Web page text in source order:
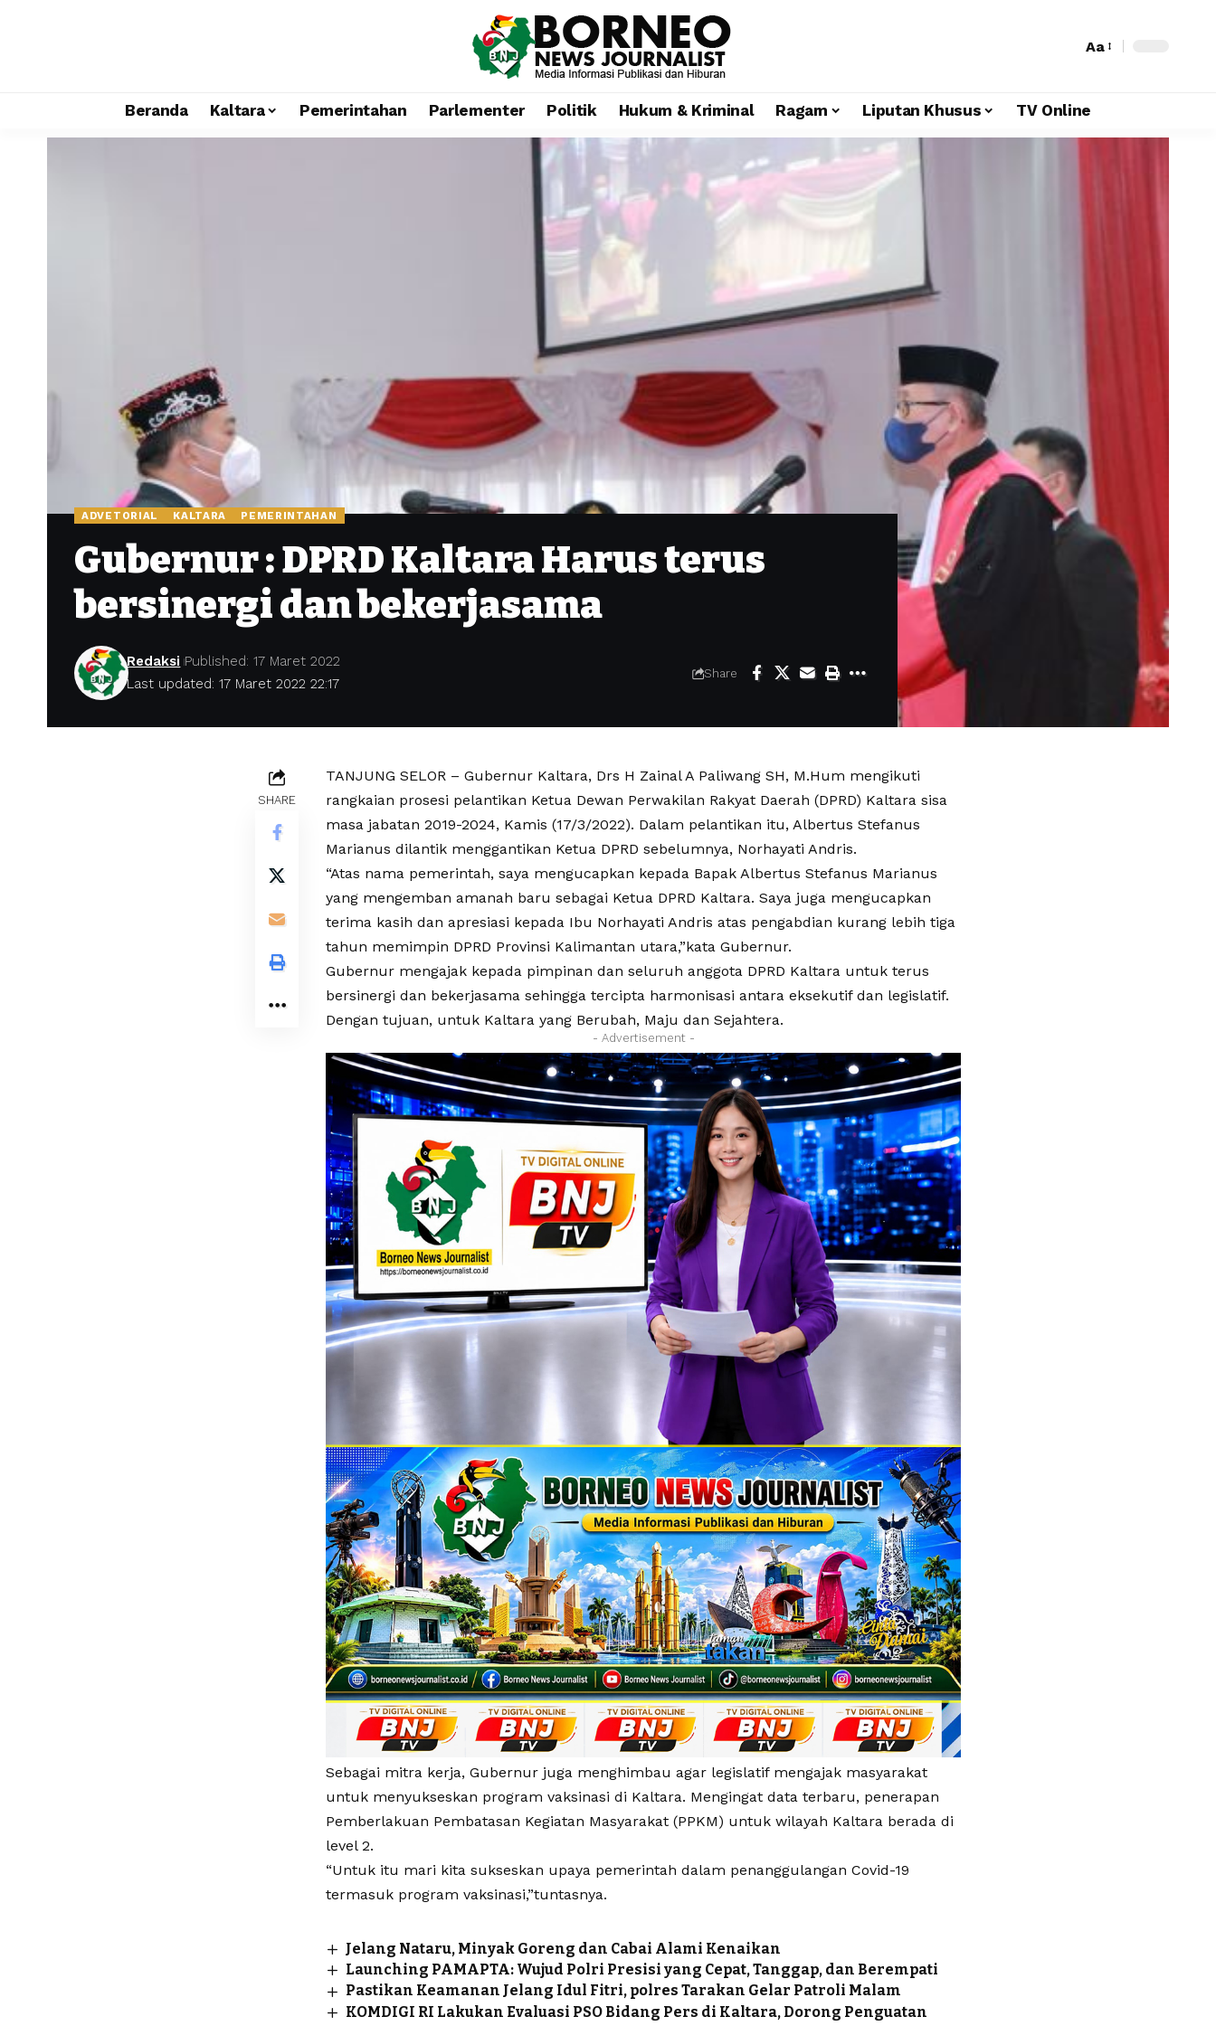
Aa
Beranda Kaltara Pemerintahan Parlementer Politik Hukum & Kriminal Ragam Liputan Khusus TV Online
ADVETORIAL KALTARA PEMERINTAHAN
Gubernur : DPRD Kaltara Harus terus
bersinergi dan bekerjasama
Last updated: 17 Maret 2022 22:17
Redaksi Published: 17 Maret 2022
Share
SHARE
TANJUNG SELOR – Gubernur Kaltara, Drs H Zainal A Paliwang SH, M.Hum mengikuti
rangkaian prosesi pelantikan Ketua Dewan Perwakilan Rakyat Daerah (DPRD) Kaltara sisa
masa jabatan 2019-2024, Kamis (17/3/2022). Dalam pelantikan itu, Albertus Stefanus
Marianus dilantik menggantikan Ketua DPRD sebelumnya, Norhayati Andris.
“Atas nama pemerintah, saya mengucapkan kepada Bapak Albertus Stefanus Marianus
yang mengemban amanah baru sebagai Ketua DPRD Kaltara. Saya juga mengucapkan
terima kasih dan apresiasi kepada Ibu Norhayati Andris atas pengabdian kurang lebih tiga
tahun memimpin DPRD Provinsi Kalimantan utara,”kata Gubernur.
Gubernur mengajak kepada pimpinan dan seluruh anggota DPRD Kaltara untuk terus
bersinergi dan bekerjasama sehingga tercipta harmonisasi antara eksekutif dan legislatif.
Dengan tujuan, untuk Kaltara yang Berubah, Maju dan Sejahtera.
- Advertisement -
Sebagai mitra kerja, Gubernur juga menghimbau agar legislatif mengajak masyarakat
untuk menyukseskan program vaksinasi di Kaltara. Mengingat data terbaru, penerapan
Pemberlakuan Pembatasan Kegiatan Masyarakat (PPKM) untuk wilayah Kaltara berada di
level 2.
“Untuk itu mari kita sukseskan upaya pemerintah dalam penanggulangan Covid-19
termasuk program vaksinasi,”tuntasnya.
Jelang Nataru, Minyak Goreng dan Cabai Alami Kenaikan
Launching PAMAPTA: Wujud Polri Presisi yang Cepat, Tanggap, dan Berempati
Pastikan Keamanan Jelang Idul Fitri, polres Tarakan Gelar Patroli Malam
KOMDIGI RI Lakukan Evaluasi PSO Bidang Pers di Kaltara, Dorong Penguatan